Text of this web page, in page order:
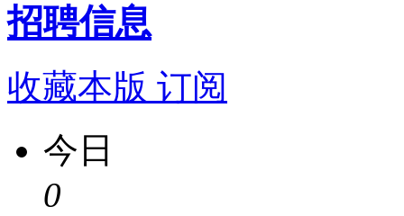
招聘信息
收藏本版 订阅
今日
0